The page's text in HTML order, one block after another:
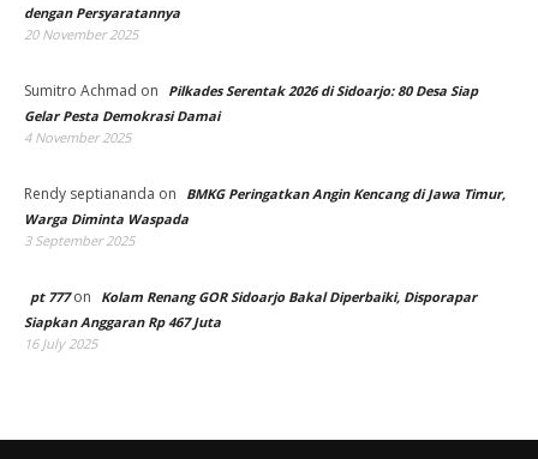
dengan Persyaratannya
20 November 2025
Sumitro Achmad on
Pilkades Serentak 2026 di Sidoarjo: 80 Desa Siap
Gelar Pesta Demokrasi Damai
4 November 2025
Rendy septiananda on
BMKG Peringatkan Angin Kencang di Jawa Timur,
Warga Diminta Waspada
3 September 2025
pt 777on
Kolam Renang GOR Sidoarjo Bakal Diperbaiki, Disporapar
Siapkan Anggaran Rp 467 Juta
16 July 2025